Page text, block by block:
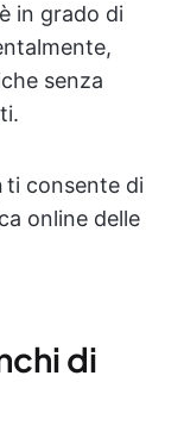
in grado di
senza
ti consente di
online delle
di